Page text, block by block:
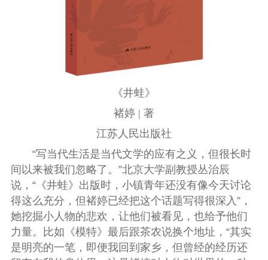
《井蛙》
褚婷 | 著
江苏人民出版社
“写当代生活是当代文学的应有之义，但很长时
间以来被我们忽略了。”北京大学副教授丛治辰
说，“《井蛙》出版时，小镇青年还没有像今天讨论
得这么充分，但褚婷已经把这个话题写得很深入”，
她挖掘小人物的悲欢，让他们被看见，也给予他们
力量。比如《模特》最后跟茶农说换个地址，“其实
是明亮的一笔，即便我回到家乡，但曾经的经历还